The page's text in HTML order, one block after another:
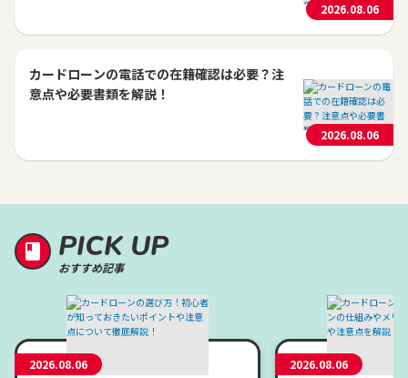
2026.08.06
カードローンの電話での在籍確認は必要？注
意点や必要書類を解説！
2026.08.06
PICK UP
おすすめ記事
2026.08.06 2026.08.06